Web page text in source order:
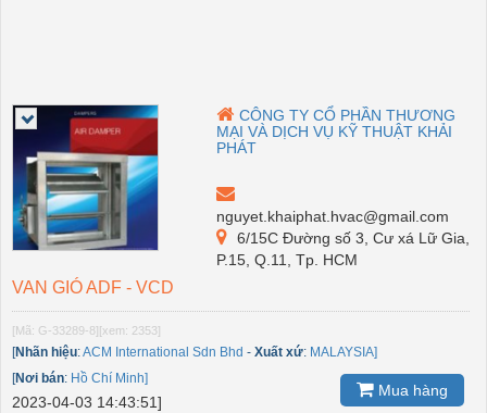
CÔNG TY CỔ PHẦN THƯƠNG
MẠI VÀ DỊCH VỤ KỸ THUẬT KHẢI
PHÁT
nguyet.khaiphat.hvac@gmail.com
6/15C Đường số 3, Cư xá Lữ Gia,
P.15, Q.11, Tp. HCM
VAN GIÓ ADF - VCD
[Mã: G-33289-8][xem: 2353]
[Nhãn hiệu:ACM International Sdn Bhd - Xuất xứ: MALAYSIA]
[Nơi bán: Hồ Chí Minh]
2023-04-03 14:43:51]
Mua hàng